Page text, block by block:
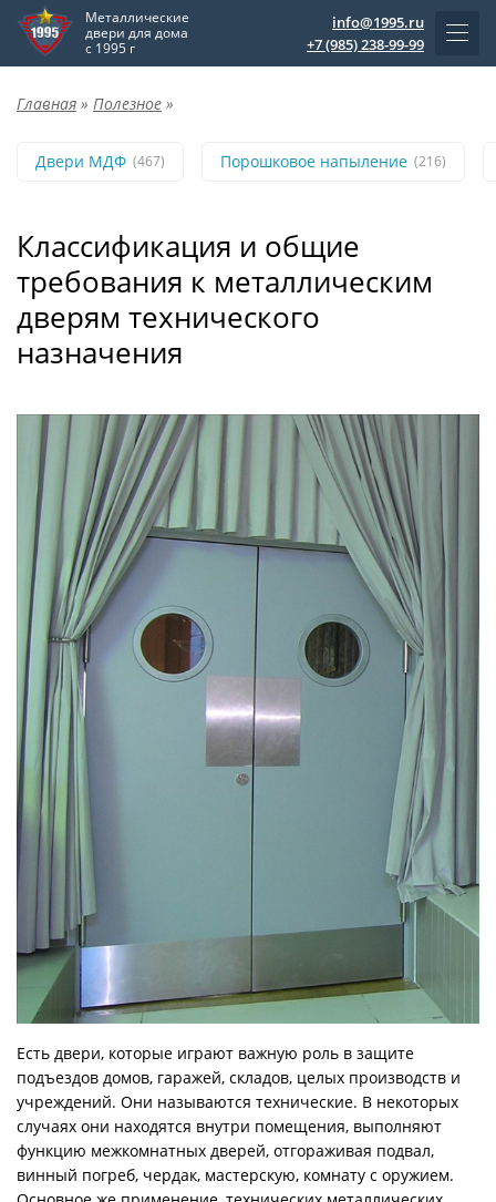
Металлические
двери для дома
с 1995 г
info@1995.ru
+7 (985) 238-99-99
Главная » Полезное »
Двери МДФ (467) Порошковое напыление (216)
Классификация и общие
требования к металлическим
дверям технического
назначения
Есть двери, которые играют важную роль в защите
подъездов домов, гаражей, складов, целых производств и
учреждений. Они называются технические. В некоторых
случаях они находятся внутри помещения, выполняют
функцию межкомнатных дверей, отгораживая подвал,
винный погреб, чердак, мастерскую, комнату с оружием.